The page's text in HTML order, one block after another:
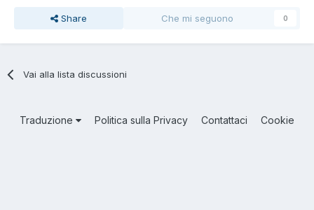
Share Che mi seguono 0
Vai alla lista discussioni
Traduzione Politica sulla Privacy Contattaci Cookie